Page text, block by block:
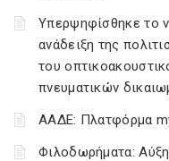
Υπερψηφίσθηκε το
ανάδειξη της
του
πνευματικών
ΑΑΔΕ: Πλατφόρμα
Φιλοδωρήματα: